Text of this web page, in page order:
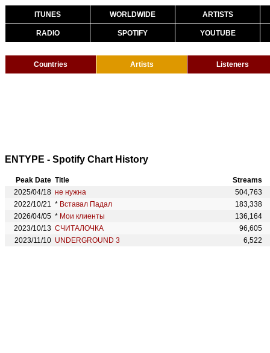
ITUNES WORLDWIDE ARTISTS
RADIO SPOTIFY YOUTUBE
Countries Artists Listeners
ENTYPE - Spotify Chart History
Peak Date Title
Streams
2025/04/18 не нужна
504,763
2022/10/21 * Вставал Падал
183,338
2026/04/05 * Мои клиенты
136,164
2023/10/13 СЧИТАЛОЧКА
96,605
2023/11/10 UNDERGROUND 3 6,522